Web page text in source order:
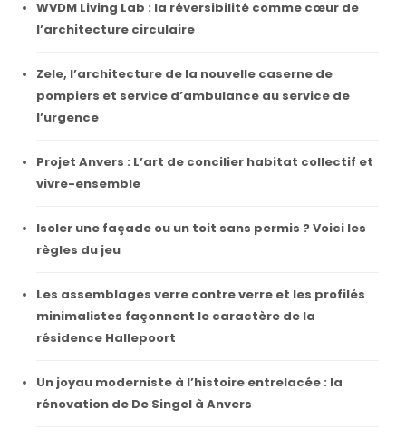
WVDM Living Lab : la réversibilité comme cœur de
l’architecture circulaire
Zele, l’architecture de la nouvelle caserne de
pompiers et service d’ambulance au service de
l’urgence
Projet Anvers : L’art de concilier habitat collectif et
vivre-ensemble
Isoler une façade ou un toit sans permis ? Voici les
règles du jeu
Les assemblages verre contre verre et les profilés
minimalistes façonnent le caractère de la
résidence Hallepoort
Un joyau moderniste à l’histoire entrelacée : la
rénovation de De Singel à Anvers